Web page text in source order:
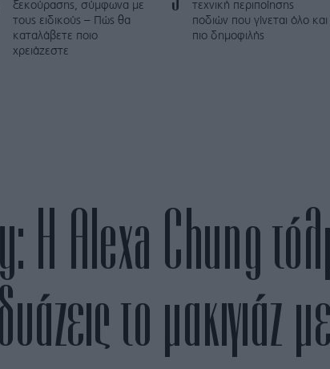
ξεκούρασης, σύμφωνα με
τους ειδικούς – Πώς θα
καταλάβετε ποιο
χρειάζεστε
τεχνική περιποίησης
ποδιών που γίνεται όλο και
πιο δημοφιλής
Η Alexa Chung
το